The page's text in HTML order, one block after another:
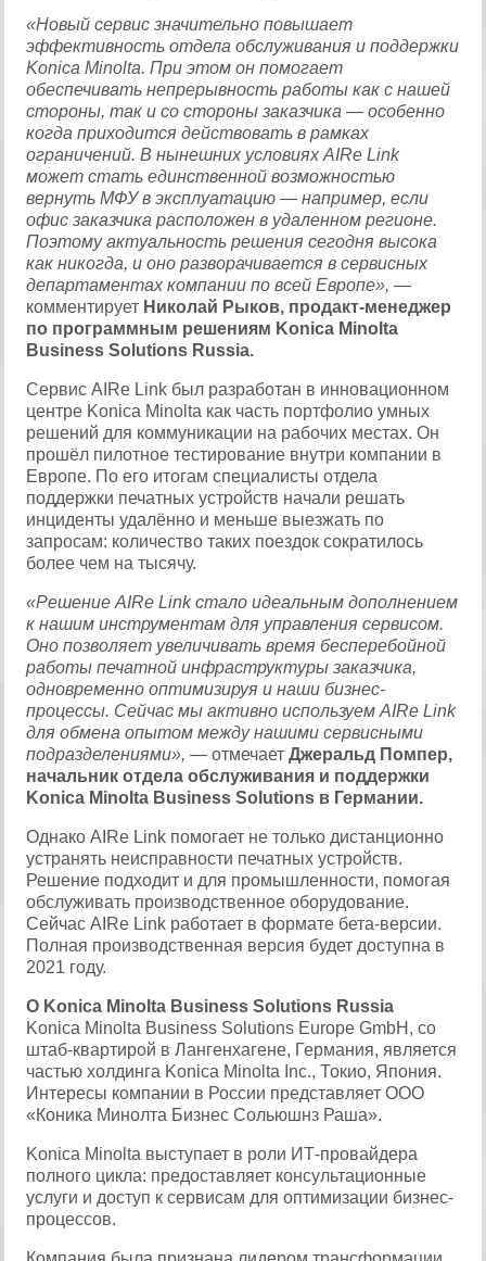
«Новый сервис значительно повышает
эффективность отдела обслуживания и поддержки
Konica Minolta. При этом он помогает
обеспечивать непрерывность работы как с нашей
стороны, так и со стороны заказчика — особенно
когда приходится действовать в рамках
ограничений. В нынешних условиях AIRe Link
может стать единственной возможностью
вернуть МФУ в эксплуатацию — например, если
офис заказчика расположен в удаленном регионе.
Поэтому актуальность решения сегодня высока
как никогда, и оно разворачивается в сервисных
департаментах компании по всей Европе», —
комментирует Николай Рыков, продакт-менеджер
по программным решениям Konica Minolta
Business Solutions Russia.
Сервис AIRe Link был разработан в инновационном
центре Konica Minolta как часть портфолио умных
решений для коммуникации на рабочих местах. Он
прошёл пилотное тестирование внутри компании в
Европе. По его итогам специалисты отдела
поддержки печатных устройств начали решать
инциденты удалённо и меньше выезжать по
запросам: количество таких поездок сократилось
более чем на тысячу.
«Решение AIRe Link стало идеальным дополнением
к нашим инструментам для управления сервисом.
Оно позволяет увеличивать время бесперебойной
работы печатной инфраструктуры заказчика,
одновременно оптимизируя и наши бизнес-
процессы. Сейчас мы активно используем AIRe Link
для обмена опытом между нашими сервисными
подразделениями», — отмечаетДжеральд Помпер,
начальник отдела обслуживания и поддержки
Konica Minolta Business Solutions в Германии.
Однако AIRe Link помогает не только дистанционно
устранять неисправности печатных устройств.
Решение подходит и для промышленности, помогая
обслуживать производственное оборудование.
Сейчас AIRe Link работает в формате бета-версии.
Полная производственная версия будет доступна в
2021 году.
О Konica Minolta Business Solutions Russia
Konica Minolta Business Solutions Europe GmbH, со
штаб-квартирой в Лангенхагене, Германия, является
частью холдинга Konica Minolta Inc., Токио, Япония.
Интересы компании в России представляет ООО
«Коника Минолта Бизнес Сольюшнз Раша».
Konica Minolta выступает в роли ИТ-провайдера
полного цикла: предоставляет консультационные
услуги и доступ к сервисам для оптимизации бизнес-
процессов.